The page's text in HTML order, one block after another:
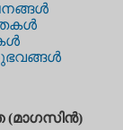
(മാഗസിന്‍)